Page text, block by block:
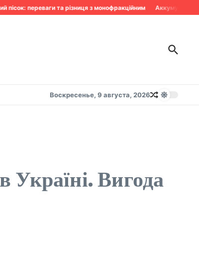
переваги та різниця з монофракційним Аккумулятор
Воскресенье, 9 августа, 2026
Україні. Вигода